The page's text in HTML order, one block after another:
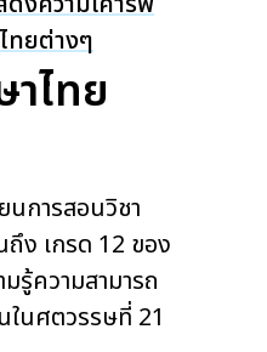
ทยต่างๆ
ไทย
นการสอนวิชา
ง เกรด 12 ของ
รู้ความสามารถ
ในศตวรรษที่ 21